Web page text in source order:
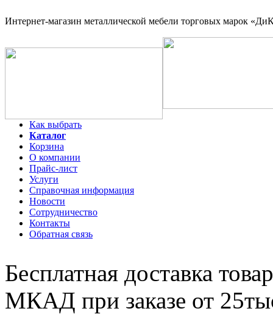
Интернет-магазин металлической мебели торговых марок
Как выбрать
Каталог
Корзина
О компании
Прайс-лист
Услуги
Справочная информация
Новости
Сотрудничество
Контакты
Обратная связь
Бесплатная доставка
МКАД при заказе от